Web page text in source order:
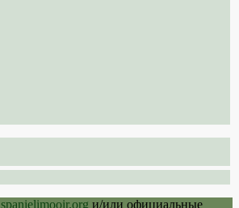
spanielimooir.org и/или официальные